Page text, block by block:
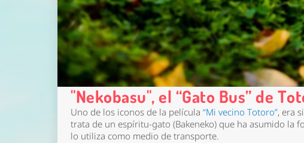
"Nekobasu", el “Gato Bus” de
Uno de los iconos de la película “Mi vecino Totoro”, era
trata de un espíritu-gato (Bakeneko) que ha asumido la
lo utiliza como medio de transporte.